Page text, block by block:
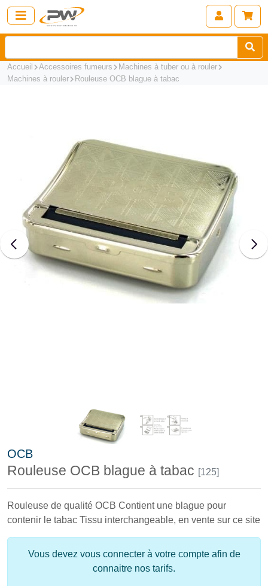
Accueil Accessoires fumeurs
Machines à tuber ou à rouler
Machines à rouler
Rouleuse OCB blague à tabac
OCB
Rouleuse OCB blague à tabac [125]
Rouleuse de qualité OCB Contient une blague pour
contenir le tabac Tissu interchangeable, en vente sur ce site
Vous devez vous connecter à votre compte afin de
connaitre nos tarifs.